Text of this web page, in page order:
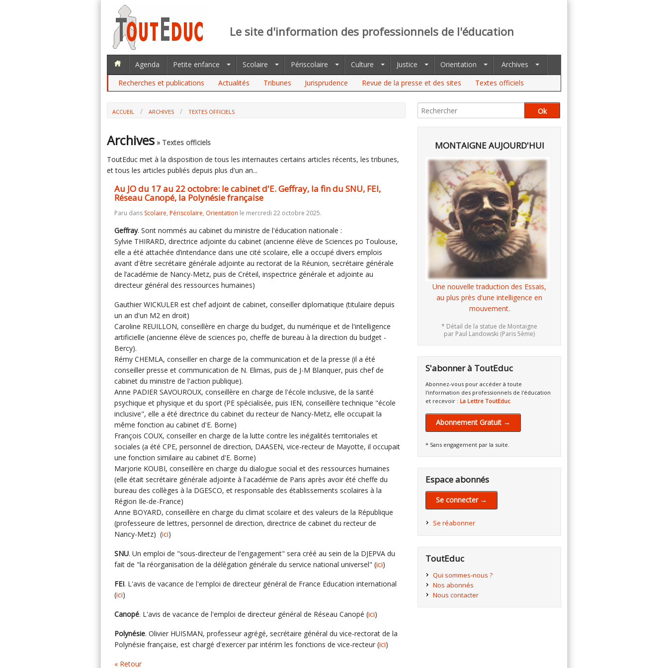
Le site d'information des professionnels de l'éducation
Agenda Petite enfance Scolaire Périscolaire Culture Justice Orientation
Archives
Recherches et publications
Actualités Tribunes Jurisprudence Revue de la presse et des sites Textes officiels
ACCUEIL ARCHIVES
TEXTES OFFICIELS
POLYNÉSIE FRANÇAISE
Archives » Textes officiels
ToutEduc met à la disposition de tous les internautes certains articles récents, les tribunes,
et tous les articles publiés depuis plus d'un an...
Au JO du 17 au 22 octobre: le cabinet d'E. Geffray, la fin du SNU, FEI,
Réseau Canopé, la Polynésie française
Paru dans Scolaire, Périscolaire, Orientation le mercredi 22 octobre 2025.
Geffray. Sont nommés au cabinet du ministre de l'éducation nationale :
Sylvie THIRARD, directrice adjointe du cabinet (ancienne élève de Sciences po Toulouse,
elle a été attachée d’intendance dans une cité scolaire, elle a occupé divers emplois
avant d'être secrétaire générale adjointe au rectorat de la Réunion, secrétaire générale
de l’académie de Nancy-Metz, puis de Créteil, inspectrice générale et adjointe au
directeur général des ressources humaines)
Gauthier WICKULER est chef adjoint de cabinet, conseiller diplomatique (titulaire depuis
un an d'un M2 en droit)
Caroline REUILLON, conseillère en charge du budget, du numérique et de l'intelligence
artificielle (ancienne élève de sciences po, cheffe de bureau à la direction du budget -
Bercy).
Rémy CHEMLA, conseiller en charge de la communication et de la presse (il a été
conseiller presse et communication de N. Elimas, puis de J-M Blanquer, puis chef de
cabinet du ministre de l'action publique).
Anne PADIER SAVOUROUX, conseillère en charge de l'école inclusive, de la santé
psychique et physique et du sport (PE spécialisée, puis IEN, conseillère technique "école
inclusive", elle a été directrice du cabinet du recteur de Nancy-Metz, elle occupait la
même fonction au cabinet d'E. Borne)
François COUX, conseiller en charge de la lutte contre les inégalités territoriales et
sociales (a été CPE, personnel de direction, DAASEN, vice-recteur de Mayotte, il occupait
une fonction similaire au cabinet d'E. Borne)
Marjorie KOUBI, conseillère en charge du dialogue social et des ressources humaines
(elle était secrétaire générale adjointe à l'académie de Paris après avoir été cheffe du
bureau des collèges à la DGESCO, et responsable des établissements scolaires à la
Région Ile-de-France)
Anne BOYARD, conseillère en charge du climat scolaire et des valeurs de la République
(professeure de lettres, personnel de direction, directrice de cabinet du recteur de
Nancy-Metz) (ici)
SNU. Un emploi de "sous-directeur de l'engagement" sera créé au sein de la DJEPVA du
fait de "la réorganisation de la délégation générale du service national universel" (ici)
FEI. L'avis de vacance de l'emploi de directeur général de France Education international
(ici)
Canopé. L'avis de vacance de l'emploi de directeur général de Réseau Canopé (ici)
Polynésie. Olivier HUISMAN, professeur agrégé, secrétaire général du vice-rectorat de la
Polynésie française, est chargé d'exercer par intérim les fonctions de vice-recteur (ici)
« Retour
MONTAIGNE AUJOURD'HUI
Une nouvelle traduction des Essais,
au plus près d'une intelligence en
mouvement.
* Détail de la statue de Montaigne
par Paul Landowski (Paris 5ème)
S'abonner à ToutEduc
Abonnez-vous pour accéder à toute
l'information des professionnels de l'éducation
et recevoir : La Lettre ToutEduc
Abonnement Gratuit →
* Sans engagement par la suite.
Espace abonnés
Se connecter →
Se réabonner
ToutEduc
Qui sommes-nous ?
Nos abonnés
Nous contacter